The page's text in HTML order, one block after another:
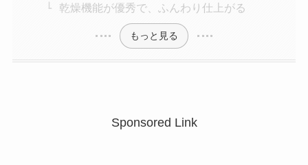
乾燥機能が優秀で、ふんわり仕上がる
もっと見る
Sponsored Link